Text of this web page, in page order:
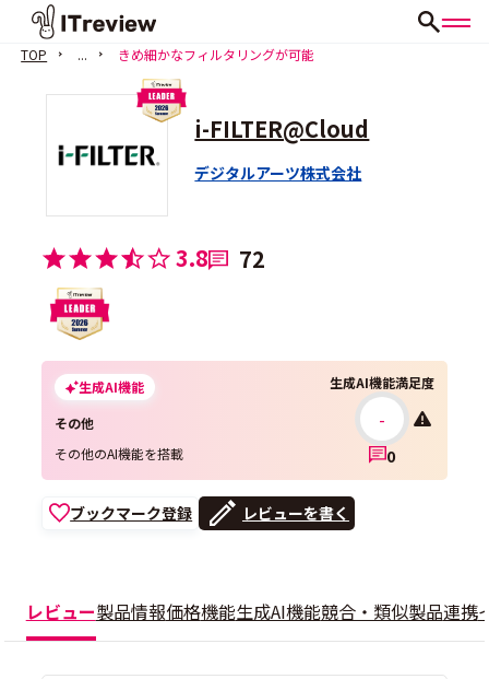
TOP ... きめ細かなフィルタリングが可能
i-FILTER@Cloud
デジタルアーツ株式会社
3.8 72
生成AI機能
その他
その他のAI機能を搭載
生成AI機能満足度
-
0
ブックマーク登録 レビューを書く
レビュー製品情報価格機能生成AI機能競合・類似製品連携